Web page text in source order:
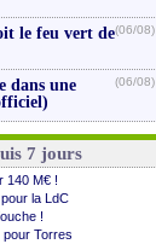
le feu vert de(06/08)
dans une
(06/08)
7 jours
140 M€ !
la LdC
!
pour Torres